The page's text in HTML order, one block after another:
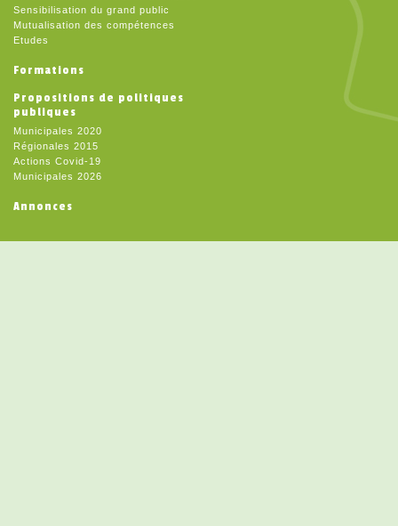
Sensibilisation du grand public
Mutualisation des compétences
Etudes
Formations
Propositions de politiques
publiques
Municipales 2020
Régionales 2015
Actions Covid-19
Municipales 2026
Annonces